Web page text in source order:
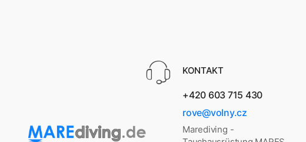
KONTAKT
+420 603 715 430
rove@volny.cz
Marediving -